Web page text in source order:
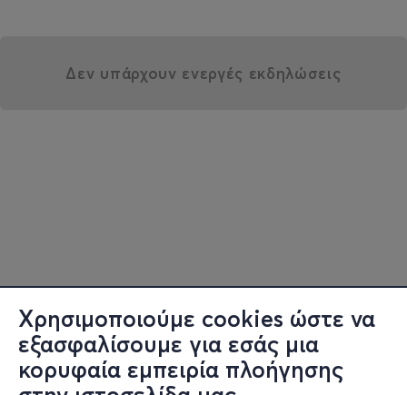
Χρησιμοποιούμε cookies ώστε να
εξασφαλίσουμε για εσάς μια
κορυφαία εμπειρία πλοήγησης
Δεν υπάρχουν ενεργές εκδηλώσεις